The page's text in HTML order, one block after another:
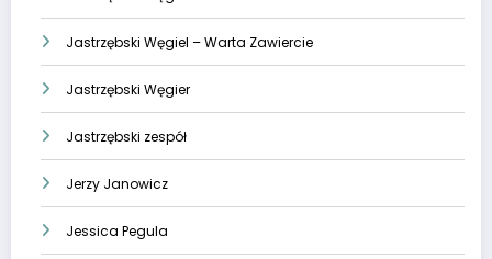
Jastrzębski Węgiel – Warta Zawiercie
Jastrzębski Węgier
Jastrzębski zespół
Jerzy Janowicz
Jessica Pegula